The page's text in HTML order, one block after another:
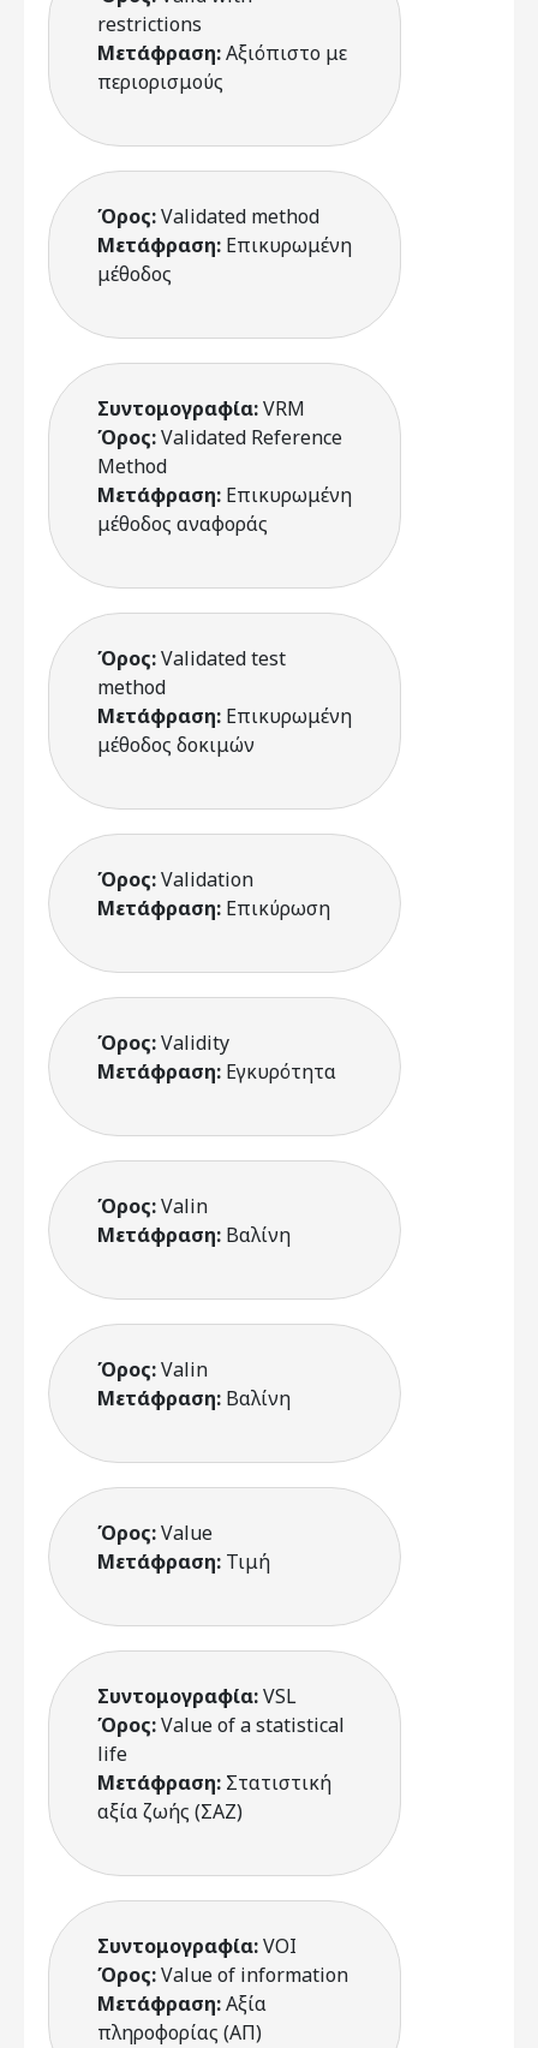
restrictions
Μετάφραση:Αξιόπιστο με
περιορισμούς
Όρος:Validated method
Μετάφραση: Επικυρωμένη
μέθοδος
Συντομογραφία:VRM
Όρος:Validated Reference
Method
Μετάφραση: Επικυρωμένη
μέθοδος αναφοράς
Όρος:Validated test
method
Μετάφραση: Επικυρωμένη
μέθοδος δοκιμών
Όρος:Validation
Μετάφραση: Επικύρωση
Όρος:Validity
Μετάφραση: Εγκυρότητα
Όρος:Valin
Μετάφραση: Βαλίνη
Όρος:Valin
Μετάφραση: Βαλίνη
Όρος:Value
Μετάφραση: Τιμή
Συντομογραφία:VSL
Όρος:Value of a statistical
life
Μετάφραση: Στατιστική
αξία ζωής (ΣΑΖ)
Συντομογραφία:VOI
Όρος:Value of information
Μετάφραση:Αξία
πληροφορίας (ΑΠ)